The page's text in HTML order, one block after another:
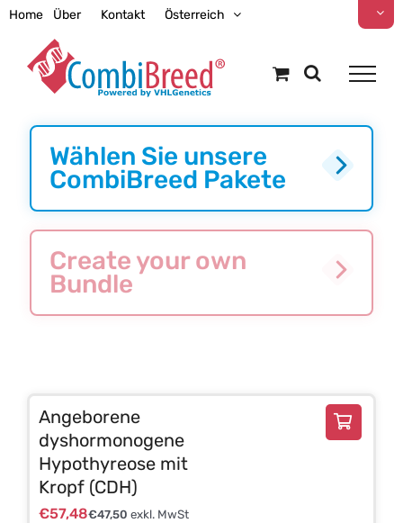
Zum
springen
Home Über Kontakt Österreich
Wählen Sie unsere
CombiBreed Pakete
Create your own
Bundle
Angeborene
dyshormonogene
Hypothyreose mit
Kropf (CDH)
€57,48€47,50 exkl. MwSt